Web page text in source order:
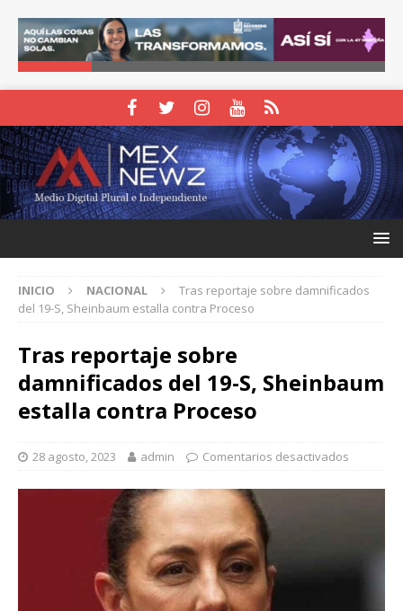
INICIO NACIONAL
Tras reportaje sobre damnificados
del 19-S, Sheinbaum estalla contra Proceso
Tras reportaje sobre
damnificados del 19-S, Sheinbaum
estalla contra Proceso
28 agosto, 2023 admin Comentarios desactivados